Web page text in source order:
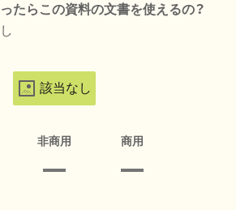
たらこの資料の文書を使えるの？
該当なし
非商用 商用